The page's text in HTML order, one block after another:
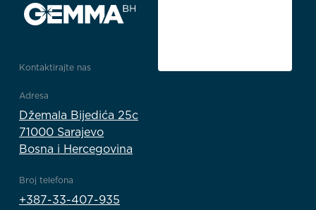
Kontaktirajte nas
Adresa
Džemala Bijedića 25c
71000 Sarajevo
Bosna i Hercegovina
Broj telefona
+387-33-407-935